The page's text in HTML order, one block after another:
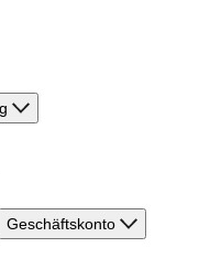
Geschäftskonto